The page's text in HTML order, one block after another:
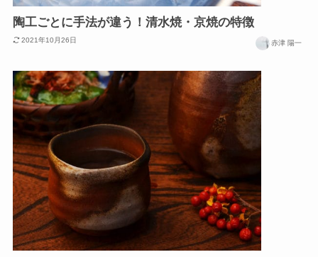
陶工ごとに手法が違う！清水焼・京焼の特徴
2021年10月26日 赤津 陽一